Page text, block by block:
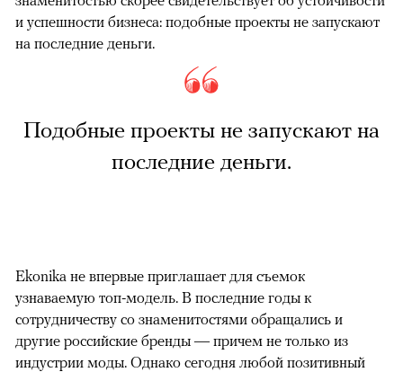
и успешности бизнеса: подобные проекты не запускают
на последние деньги.
Подобные проекты не запускают на
последние деньги.
Ekonika не впервые приглашает для съемок
узнаваемую топ-модель. В последние годы к
сотрудничеству со знаменитостями обращались и
другие российские бренды — причем не только из
индустрии моды. Однако сегодня любой позитивный